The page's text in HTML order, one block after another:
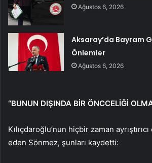
Ağustos 6, 2026
Aksaray’da Bayram
Önlemler
Ağustos 6, 2026
“BUNUN DIŞINDA BİR ÖNCCELİĞİ
Kılıçdaroğlu’nun hiçbir zaman ayrıştırıcı
eden Sönmez, şunları kaydetti: